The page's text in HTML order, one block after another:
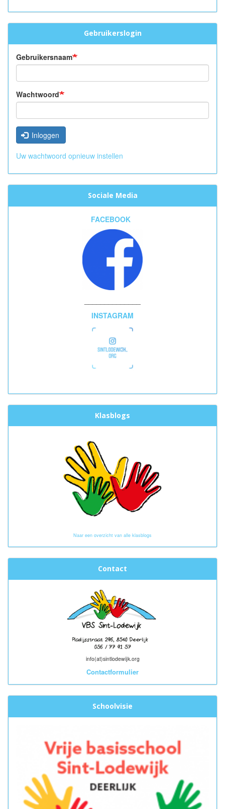
Gebruikerslogin
Gebruikersnaam
Wachtwoord
Inloggen
Uw wachtwoord opnieuw instellen
Sociale Media
FACEBOOK
INSTAGRAM
Klasblogs
Naar een overzicht van alle klasblogs
Contact
info(at)sintlodewijk.org
Contactformulier
Schoolvisie